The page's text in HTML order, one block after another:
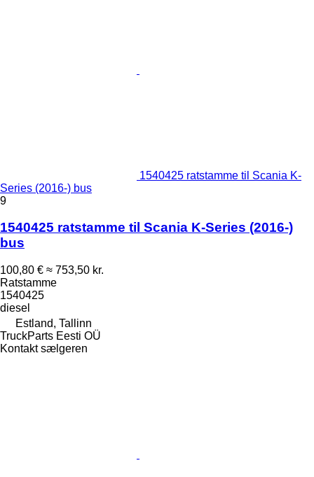
1540425 ratstamme til Scania K-
Series (2016-) bus
9
1540425 ratstamme til Scania K-Series (2016-)
bus
100,80 € ≈ 753,50 kr.
Ratstamme
1540425
diesel
Estland, Tallinn
TruckParts Eesti OÜ
Kontakt sælgeren